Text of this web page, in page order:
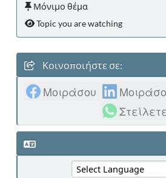
Μόνιμο θέμα
Topic you are watching
Κοινοποιήστε σε:
Μοιράσου